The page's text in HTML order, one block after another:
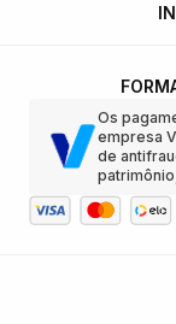
Os
empresa
de